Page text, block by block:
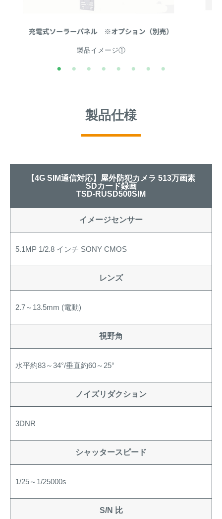
製品イメージ①
製品仕様
【4G SIM通信対応】屋外防犯カメラ 513万画素
SDカード録画
TSD-RUSD500SIM
イメージセンサー
5.1MP 1/2.8 インチ SONY CMOS
レンズ
2.7～13.5mm (電動)
視野角
水平約83～34°/垂直約60～25°
ノイズリダクション
3DNR
シャッタースピード
1/25～1/25000s
S/N 比